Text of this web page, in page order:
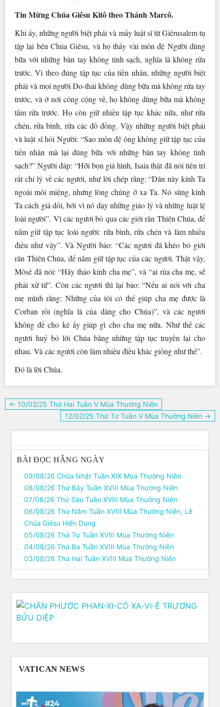
Tin Mừng Chúa Giêsu Kitô theo Thánh Marcô.
Khi ấy, những người biệt phái và mấy luật sĩ từ Giêrusalem tụ
tập lại bên Chúa Giêsu, và họ thấy vài môn đệ Người dùng
bữa với những bàn tay không tinh sạch, nghĩa là không rửa
trước. Vì theo đúng tập tục của tiền nhân, những người biệt
phái và mọi người Do-thái không dùng bữa mà không rửa tay
trước, và ở nơi công cộng về, họ không dùng bữa mà không
tắm rửa trước. Họ còn giữ nhiều tập tục khác nữa, như rửa
chén, rửa bình, rửa các đồ đồng. Vậy những người biệt phái
và luật sĩ hỏi Người: “Sao môn đệ ông không giữ tập tục của
tiền nhân mà lại dùng bữa với những bàn tay không tinh
sạch?” Người đáp: “Hỡi bọn giả hình, Isaia thật đã nói tiên tri
rất chí lý về các ngươi, như lời chép rằng: “Dân này kính Ta
ngoài môi miệng, nhưng lòng chúng ở xa Ta. Nó sùng kính
Ta cách giả dối, bởi vì nó dạy những giáo lý và những luật lệ
loài người”. Vì các ngươi bỏ qua các giới răn Thiên Chúa, để
nắm giữ tập tục loài người: rửa bình, rửa chén và làm nhiều
điều như vậy”. Và Người bảo: “Các ngươi đã khéo bỏ giới
răn Thiên Chúa, để nắm giữ tập tục của các ngươi. Thật vậy,
Môsê đã nói: “Hãy thảo kính cha mẹ”, và “ai rủa cha mẹ, sẽ
phải xử tử”. Còn các ngươi thì lại bảo: “Nếu ai nói với cha
mẹ mình rằng: Những của tôi có thể giúp cha mẹ được là
Corban rồi (nghĩa là của dâng cho Chúa)”, và các ngươi
không để cho kẻ ấy giúp gì cho cha mẹ nữa. Như thế các
ngươi huỷ bỏ lời Chúa bằng những tập tục truyền lại cho
nhau. Và các ngươi còn làm nhiều điều khác giống như thế”.
Ðó là lời Chúa.
Điều
← 10/02/25 Thứ Hai Tuần V Mùa Thường Niên
12/02/25 Thứ Tư Tuần V Mùa Thường Niên →
BÀI ĐỌC HẰNG NGÀY
09/08/26 Chúa Nhật Tuần XIX Mùa Thường Niên
08/08/26 Thứ Bảy Tuần XVIII Mùa Thường Niên
07/08/26 Thứ Sáu Tuần XVIII Mùa Thường Niên
06/08/26 Thứ Năm Tuần XVIII Mùa Thường Niên, Lễ
Chúa Giêsu Hiển Dung
05/08/26 Thứ Tư Tuần XVIII Mùa Thường Niên
04/08/26 Thứ Ba Tuần XVIII Mùa Thường Niên
03/08/26 Thứ Hai Tuần XVIII Mùa Thường Niên
VATICAN NEWS